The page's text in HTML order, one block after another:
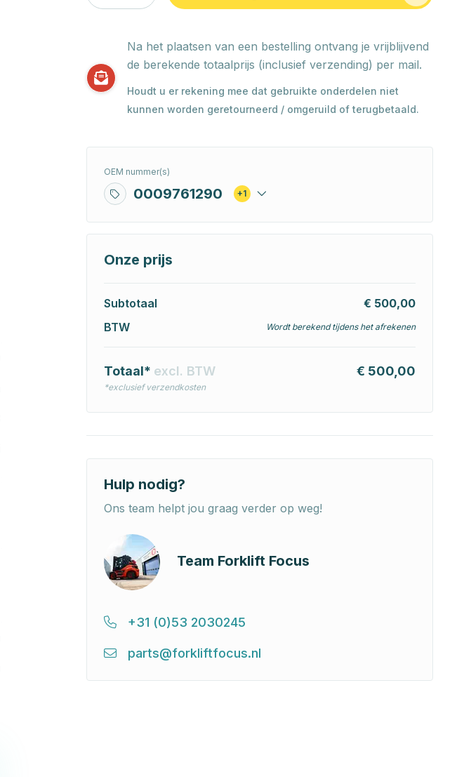
Na het plaatsen van een bestelling ontvang je vrijblijvend
de berekende totaalprijs (inclusief verzending) per mail.
Houdt u er rekening mee dat gebruikte onderdelen niet
kunnen worden geretourneerd / omgeruild of terugbetaald.
OEM nummer(s)
0009761290 +1
Onze prijs
Subtotaal
€ 500,00
BTW
Wordt berekend tijdens het afrekenen
Totaal* excl. BTW
*exclusief verzendkosten
€ 500,00
Hulp nodig?
Ons team helpt jou graag verder op weg!
Team Forklift Focus
+31 (0)53 2030245
parts@forkliftfocus.nl